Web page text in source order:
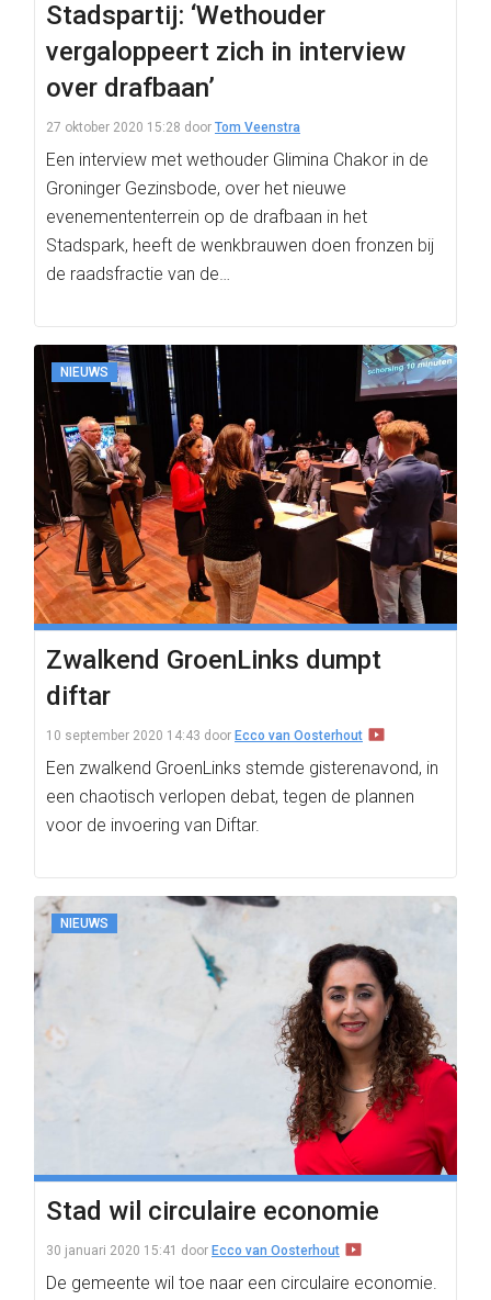
Stadspartij: ‘Wethouder
vergaloppeert zich in interview
over drafbaan’
27 oktober 2020 15:28 door Tom Veenstra
Een interview met wethouder Glimina Chakor in de
Groninger Gezinsbode, over het nieuwe
evenemententerrein op de drafbaan in het
Stadspark, heeft de wenkbrauwen doen fronzen bij
de raadsfractie van de…
NIEUWS
Zwalkend GroenLinks dumpt
diftar
10 september 2020 14:43 door Ecco van Oosterhout
Een zwalkend GroenLinks stemde gisterenavond, in
een chaotisch verlopen debat, tegen de plannen
voor de invoering van Diftar.
NIEUWS
Stad wil circulaire economie
30 januari 2020 15:41 door Ecco van Oosterhout
De gemeente wil toe naar een circulaire economie.